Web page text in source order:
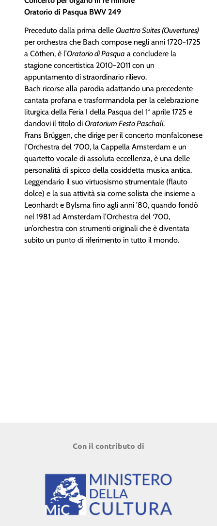
Oratorio di Pasqua BWV 249
Preceduto dalla prima delle Quattro Suites (Ouvertures)
per orchestra che Bach compose negli anni 1720-1725
a Cöthen, è l’Oratorio di Pasqua a concludere la
stagione concertistica 2010-2011 con un
appuntamento di straordinario rilievo.
Bach ricorse alla parodia adattando una precedente
cantata profana e trasformandola per la celebrazione
liturgica della Feria I della Pasqua del 1° aprile 1725 e
dandovi il titolo di Oratorium Festo Paschali.
Frans Brüggen, che dirige per il concerto monfalconese
l’Orchestra del ‘700, la Cappella Amsterdam e un
quartetto vocale di assoluta eccellenza, è una delle
personalità di spicco della cosiddetta musica antica.
Leggendario il suo virtuosismo strumentale (flauto
dolce) e la sua attività sia come solista che insieme a
Leonhardt e Bylsma fino agli anni ’80, quando fondò
nel 1981 ad Amsterdam l’Orchestra del ‘700,
un’orchestra con strumenti originali che è diventata
subito un punto di riferimento in tutto il mondo.
Con il contributo di